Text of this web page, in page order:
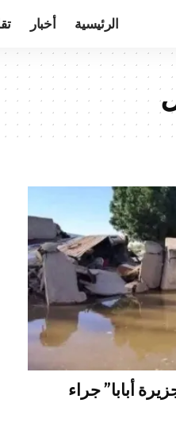
الرئيسية أخبار
أبابا” جراء